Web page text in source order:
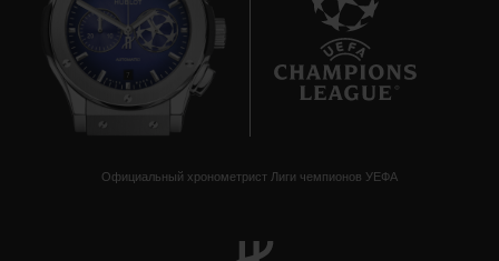
7
Официальный хронометрист Лиги чемпионов УЕФА